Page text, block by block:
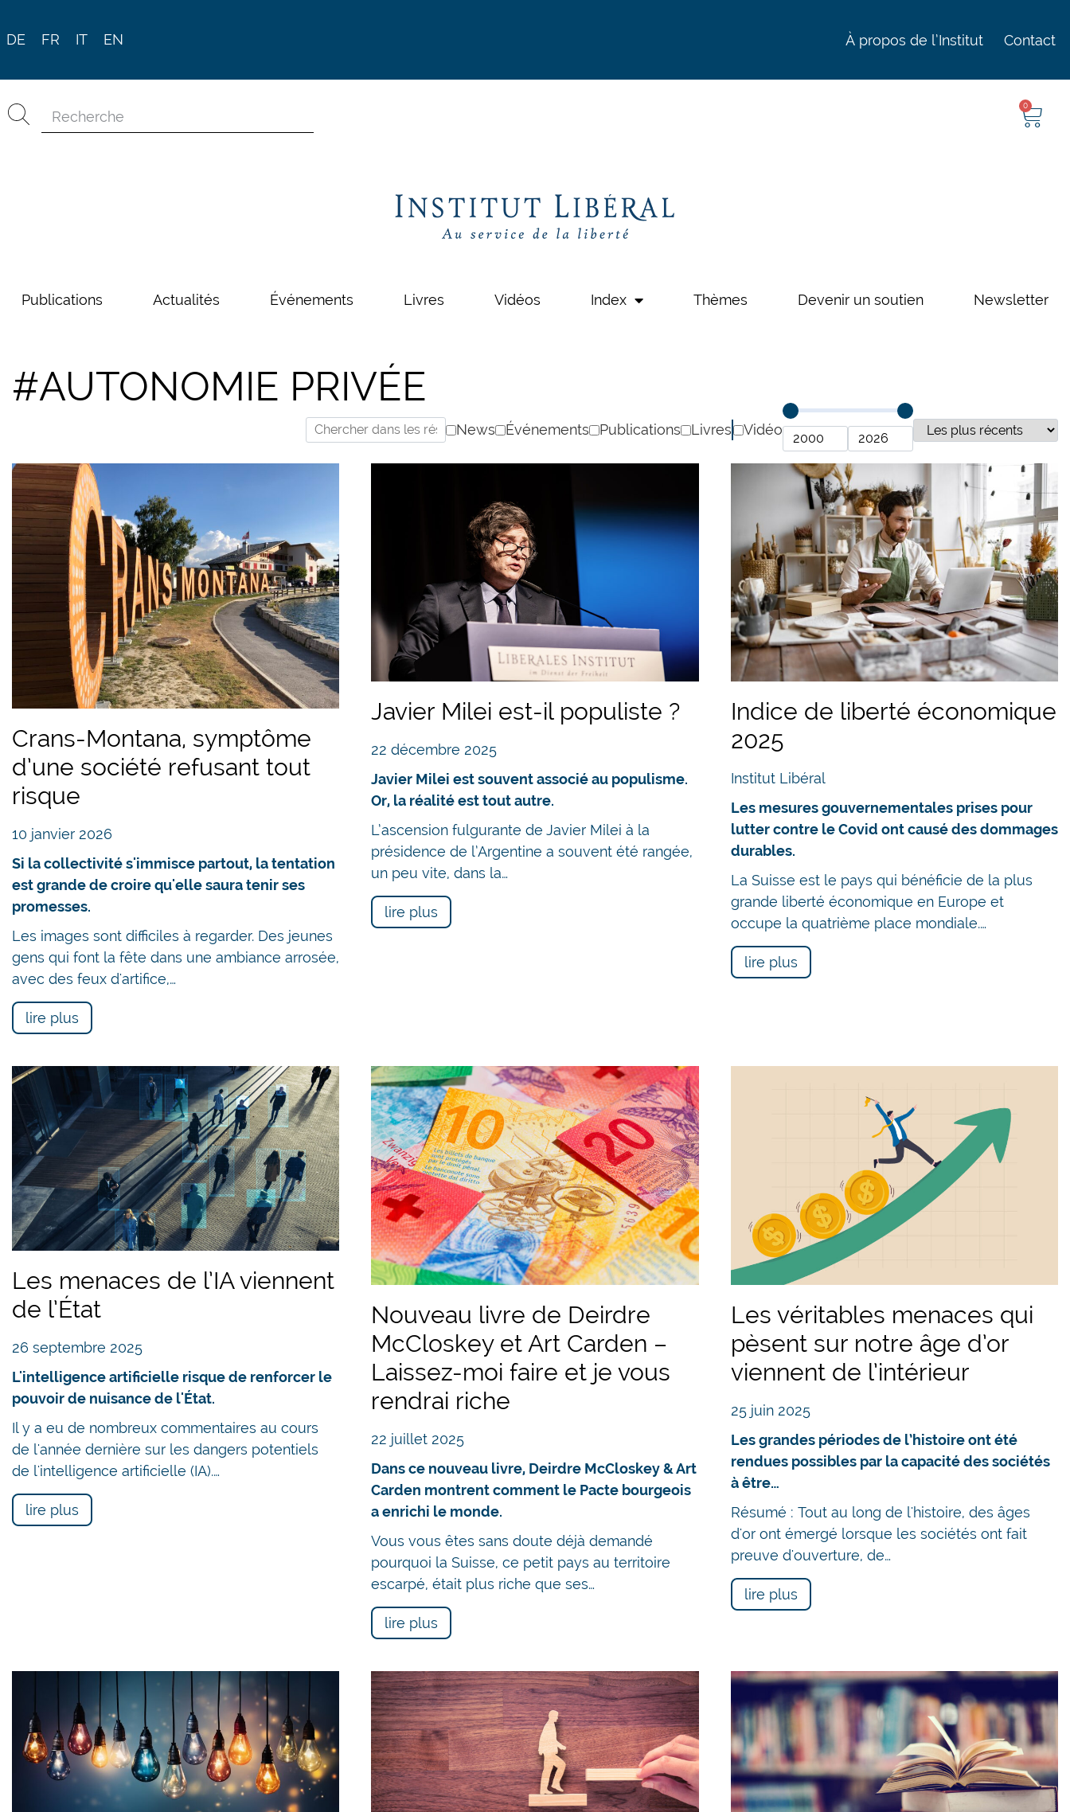
DE FR IT EN À propos de l’Institut Contact
0
Publications Actualités Événements Livres Vidéos Index Thèmes Devenir un soutien Newsletter
#AUTONOMIE PRIVÉE
News Événements Publications Livres Vidéo
Crans-Montana, symptôme
d’une société refusant tout
risque
10 janvier 2026
Si la collectivité s'immisce partout, la tentation
est grande de croire qu'elle saura tenir ses
promesses.
Les images sont difficiles à regarder. Des jeunes
gens qui font la fête dans une ambiance arrosée,
avec des feux d'artifice,…
lire plus
Javier Milei est-il populiste ?
22 décembre 2025
Javier Milei est souvent associé au populisme.
Or, la réalité est tout autre.
L’ascension fulgurante de Javier Milei à la
présidence de l’Argentine a souvent été rangée,
un peu vite, dans la…
lire plus
Indice de liberté économique
2025
Institut Libéral
Les mesures gouvernementales prises pour
lutter contre le Covid ont causé des dommages
durables.
La Suisse est le pays qui bénéficie de la plus
grande liberté économique en Europe et
occupe la quatrième place mondiale.…
lire plus
Les menaces de l’IA viennent
de l’État
26 septembre 2025
L'intelligence artificielle risque de renforcer le
pouvoir de nuisance de l'État.
Il y a eu de nombreux commentaires au cours
de l'année dernière sur les dangers potentiels
de l'intelligence artificielle (IA).…
lire plus
Nouveau livre de Deirdre
McCloskey et Art Carden –
Laissez-moi faire et je vous
rendrai riche
22 juillet 2025
Dans ce nouveau livre, Deirdre McCloskey & Art
Carden montrent comment le Pacte bourgeois
a enrichi le monde.
Vous vous êtes sans doute déjà demandé
pourquoi la Suisse, ce petit pays au territoire
escarpé, était plus riche que ses…
lire plus
Les véritables menaces qui
pèsent sur notre âge d’or
viennent de l’intérieur
25 juin 2025
Les grandes périodes de l’histoire ont été
rendues possibles par la capacité des sociétés
à être…
Résumé : Tout au long de l'histoire, des âges
d'or ont émergé lorsque les sociétés ont fait
preuve d'ouverture, de…
lire plus